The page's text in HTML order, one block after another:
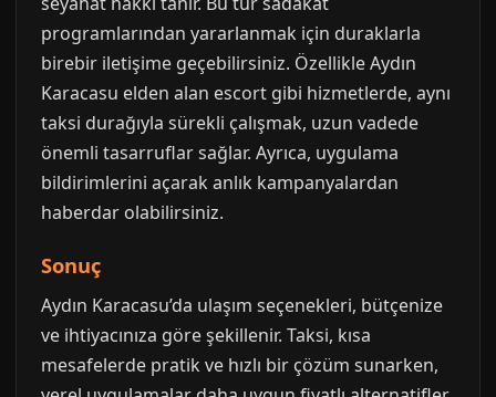
programlarından yararlanmak için duraklarla
birebir iletişime geçebilirsiniz. Özellikle Aydın
Karacasu elden alan escort gibi hizmetlerde, aynı
taksi durağıyla sürekli çalışmak, uzun vadede
önemli tasarruflar sağlar. Ayrıca, uygulama
bildirimlerini açarak anlık kampanyalardan
haberdar olabilirsiniz.
Sonuç
Aydın Karacasu’da ulaşım seçenekleri, bütçenize
ve ihtiyacınıza göre şekillenir. Taksi, kısa
mesafelerde pratik ve hızlı bir çözüm sunarken,